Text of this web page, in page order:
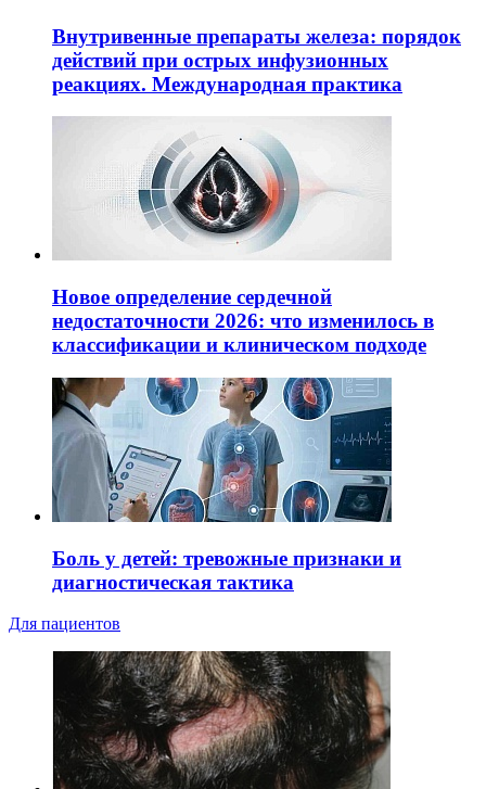
Внутривенные препараты железа: порядок
действий при острых инфузионных
реакциях. Международная практика
Новое определение сердечной
недостаточности 2026: что изменилось в
классификации и клиническом подходе
Боль у детей: тревожные признаки и
диагностическая тактика
Для пациентов